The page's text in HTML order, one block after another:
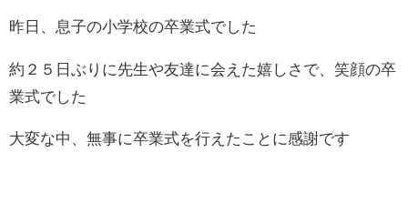
昨日、息子の小学校の卒業式でした
約２５日ぶりに先生や友達に会えた嬉しさで、笑顔の卒
業式でした
大変な中、無事に卒業式を行えたことに感謝です